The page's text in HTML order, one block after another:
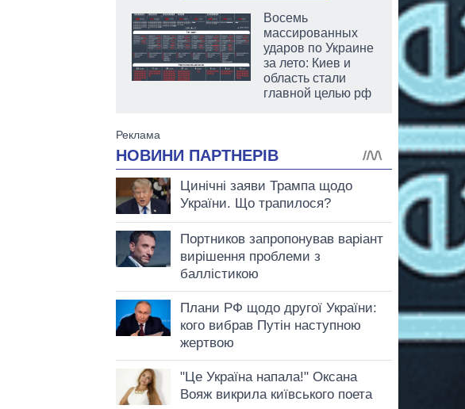
Восемь
массированных
ударов по Украине
за лето: Киев и
область стали
главной целью рф